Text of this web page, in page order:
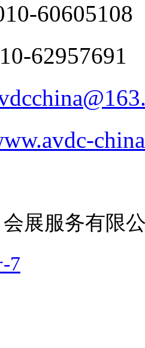
60605108
62957691
展服务有限
7